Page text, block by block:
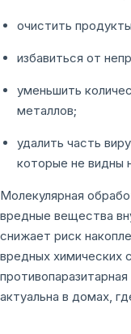
очистить
избавиться от
уменьшить
металлов;
удалить часть
которые не видны
Молекулярная
вредные вещества
снижает риск
вредных химических
актуальна в домах,